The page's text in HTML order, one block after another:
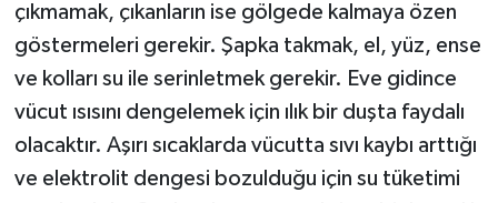
çıkmamak, çıkanların ise gölgede kalmaya özen
göstermeleri gerekir. Şapka takmak, el, yüz, ense
ve kolları su ile serinletmek gerekir. Eve gidince
vücut ısısını dengelemek için ılık bir duşta faydalı
olacaktır. Aşırı sıcaklarda vücutta sıvı kaybı arttığı
ve elektrolit dengesi bozulduğu için su tüketimi